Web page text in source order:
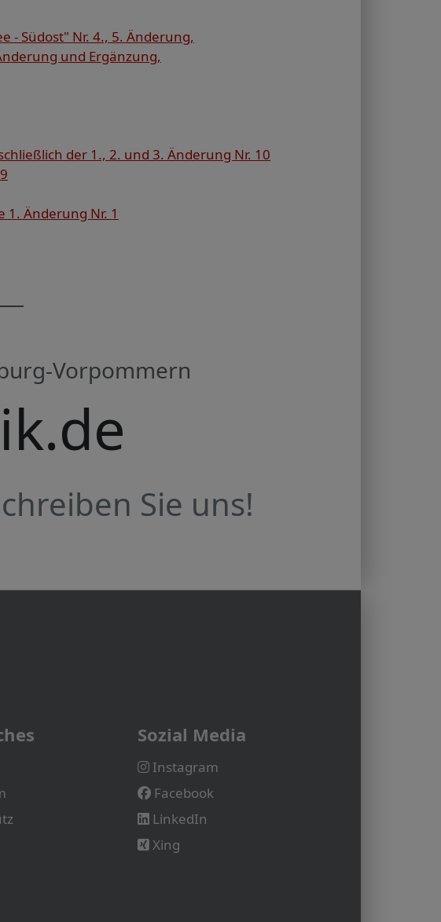
- Südost" Nr. 4., 5. Änderung,
und Ergänzung,
der 1., 2. und 3. Änderung Nr. 10
1. Änderung Nr. 1
Vorpommern
Sie uns!
Sozial Media
Instagram
Facebook
LinkedIn
Xing